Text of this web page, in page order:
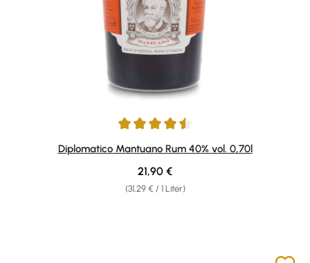
Durchschnittliche Bewertung von 4.38 von 5 Sternen
Diplomatico Mantuano Rum 40% vol. 0,70l
(31,29 € / 1 Liter)
Regulärer Preis:
21,90 €